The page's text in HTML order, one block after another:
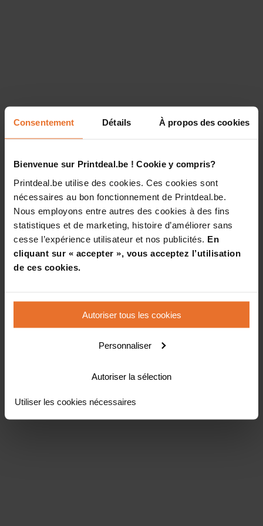
Consentement Détails À propos des cookies
Bienvenue sur Printdeal.be ! Cookie y compris?
Printdeal.be utilise des cookies. Ces cookies sont
nécessaires au bon fonctionnement de Printdeal.be.
Nous employons entre autres des cookies à des fins
statistiques et de marketing, histoire d’améliorer sans
cesse l’expérience utilisateur et nos publicités. En
cliquant sur « accepter », vous acceptez l’utilisation
de ces cookies.
Autoriser tous les cookies
Personnaliser
Autoriser la sélection
Utiliser les cookies nécessaires